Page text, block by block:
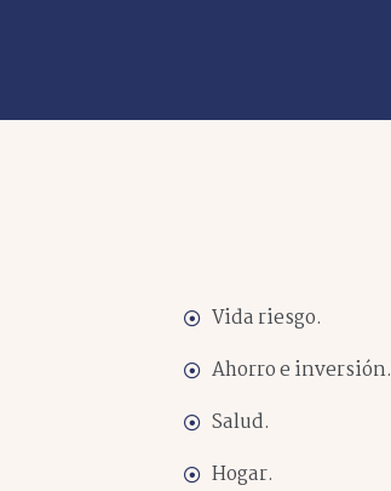
Vida riesgo.
Ahorro e inversión.
Salud.
Hogar.